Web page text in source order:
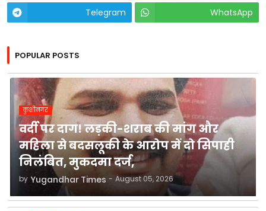
Telegram
WhatsApp
POPULAR POSTS
कुशीनगर
वर्दी पर दाग! लड़की-शराब की मांग और
महिला से बदसलूकी के आरोप में दो सिपाही
निलंबित, मुकदमा दर्ज,
by Yugandhar Times - August 05, 2026